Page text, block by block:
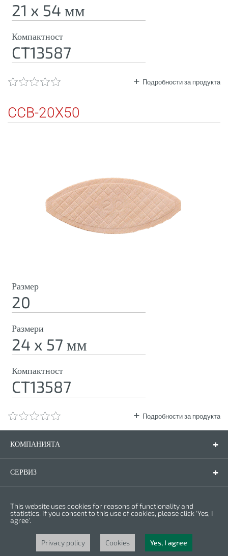
21 x 54 мм
Компактност
CT13587
Подробности за продукта
CCB-20X50
Размер
20
Размери
24 x 57 мм
Компактност
CT13587
Подробности за продукта
КОМПАНИЯТА
СЕРВИЗ
Гаранционни условия
Политика за личните данни
Бисквитки
Права © 2025 CROWN. Всички права са запазени. CROWN е регистрирана
търговска марка. | CROWN принадлежи към Merit Link group.
This website uses cookies for reasons of functionality and
statistics. If you consent to this use of cookies, please click 'Yes, I
agree'.
Privacy policy Cookies Yes, I agree